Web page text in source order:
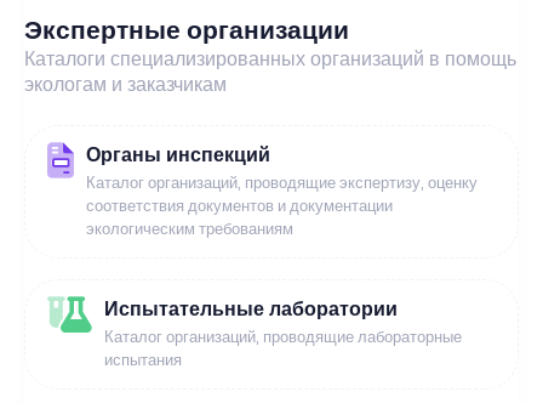
Экспертные организации
Каталоги специализированных организаций в помощь
экологам и заказчикам
Органы инспекций
Каталог организаций, проводящие экспертизу, оценку
соответствия документов и документации
экологическим требованиям
Испытательные лаборатории
Каталог организаций, проводящие лабораторные
испытания